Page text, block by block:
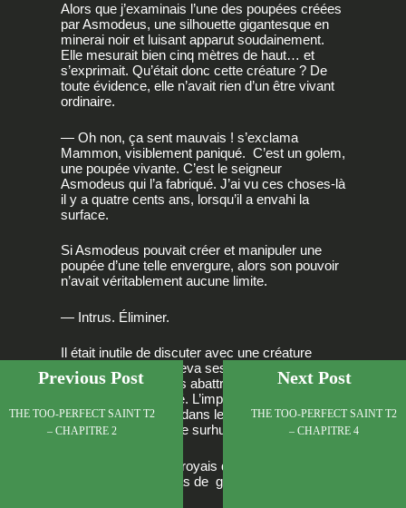
Alors que j’examinais l’une des poupées créées
par Asmodeus, une silhouette gigantesque en
minerai noir et luisant apparut soudainement.
Elle mesurait bien cinq mètres de haut… et
s’exprimait. Qu’était donc cette créature ? De
toute évidence, elle n’avait rien d’un être vivant
ordinaire.
— Oh non, ça sent mauvais ! s’exclama
Mammon, visiblement paniqué. C’est un golem,
une poupée vivante. C’est le seigneur
Asmodeus qui l’a fabriqué. J’ai vu ces choses-là
il y a quatre cents ans, lorsqu’il a envahi la
surface.
Si Asmodeus pouvait créer et manipuler une
poupée d’une telle envergure, alors son pouvoir
n’avait véritablement aucune limite.
— Intrus. Éliminer.
Il était inutile de discuter avec une créature
pareille. Lorsqu’elle leva ses poings énormes
dans les airs pour les abattre avec fracas, nous
bondîmes sur le côté. L’impact creusa un
cratère gigantesque dans le sol, preuve
manifeste de sa force surhumaine.
— Mammon… Je croyais que tu disais que les
démons n’avaient pas de gardes ?
Previous Post
THE TOO-PERFECT SAINT T2
– CHAPITRE 2
Next Post
THE TOO-PERFECT SAINT T2
– CHAPITRE 4